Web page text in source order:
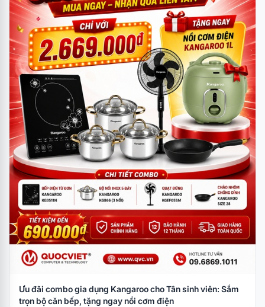
Ưu đãi combo gia dụng Kangaroo cho Tân sinh viên: Sắm
trọn bộ căn bếp, tặng ngay nồi cơm điện